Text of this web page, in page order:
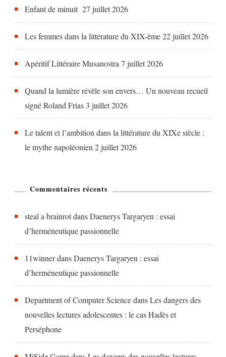
Enfant de minuit 27 juillet 2026
Les femmes dans la littérature du XIX-ème22 juillet 2026
Apéritif Littéraire Musanostra 7 juillet 2026
Quand la lumière révèle son envers… Un nouveau recueil
signé Roland Frias 3 juillet 2026
Le talent et l’ambition dans la littérature du XIXe siècle :
le mythe napoléonien 2 juillet 2026
Commentaires récents
steal a brainrotdansDaenerys Targaryen : essai
d’herméneutique passionnelle
11winnerdansDaenerys Targaryen : essai
d’herméneutique passionnelle
Department of Computer SciencedansLes dangers des
nouvelles lectures adolescentes : le cas Hadès et
Perséphone